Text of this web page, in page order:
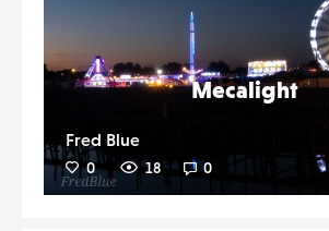
Mecalight
Fred Blue
0 18 0